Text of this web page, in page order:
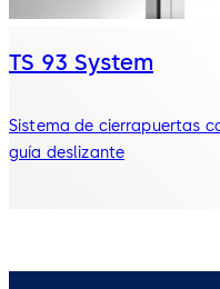
TS 93 System
Sistema de cierrapuertas
guía deslizante